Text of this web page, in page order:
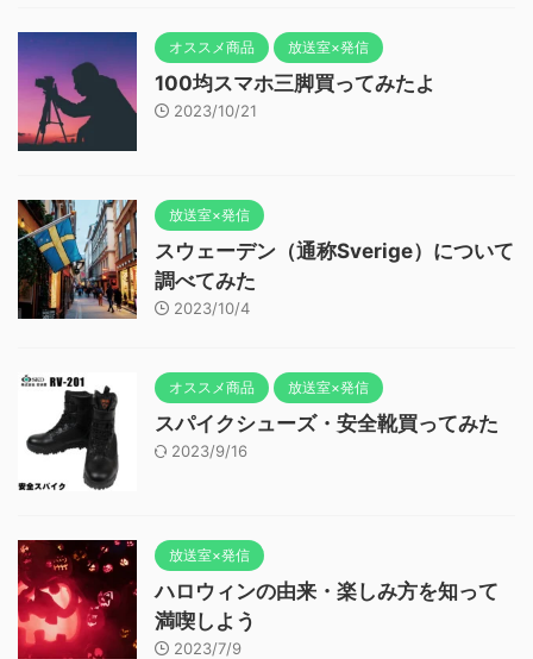
オススメ商品 放送室×発信
100均スマホ三脚買ってみたよ
2023/10/21
放送室×発信
スウェーデン（通称Sverige）について
調べてみた
2023/10/4
オススメ商品 放送室×発信
スパイクシューズ・安全靴買ってみた
2023/9/16
放送室×発信
ハロウィンの由来・楽しみ方を知って
満喫しよう
2023/7/9